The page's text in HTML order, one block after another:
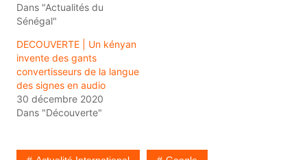
Dans "Actualités du
Sénégal"
DECOUVERTE | Un kényan
invente des gants
convertisseurs de la langue
des signes en audio
30 décembre 2020
Dans "Découverte"